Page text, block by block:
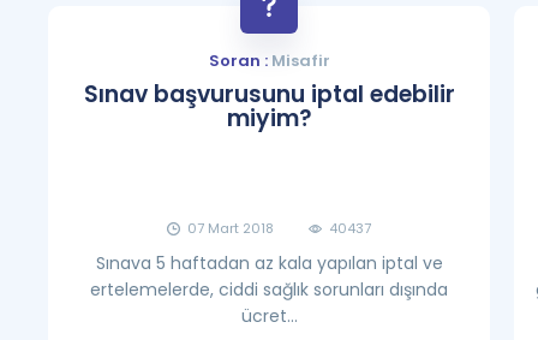
Soran :Misafir
Sınav başvurusunu iptal edebilir
miyim?
07 Mart 2018 40437
Sınava 5 haftadan az kala yapılan iptal ve
ertelemelerde, ciddi sağlık sorunları dışında
ücret...